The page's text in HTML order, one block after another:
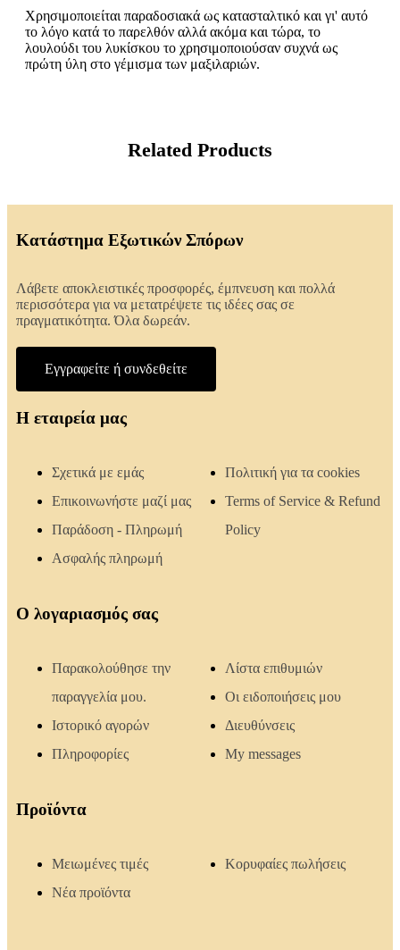
Χρησιμοποιείται παραδοσιακά ως κατασταλτικό και γι' αυτό
το λόγο κατά το παρελθόν αλλά ακόμα και τώρα, το
λουλούδι του λυκίσκου το χρησιμοποιούσαν συχνά ως
πρώτη ύλη στο γέμισμα των μαξιλαριών.
Related Products
Κατάστημα Εξωτικών Σπόρων
Λάβετε αποκλειστικές προσφορές, έμπνευση και πολλά
περισσότερα για να μετατρέψετε τις ιδέες σας σε
πραγματικότητα. Όλα δωρεάν.
Εγγραφείτε ή συνδεθείτε
Η εταιρεία μας
Σχετικά με εμάς
Επικοινωνήστε μαζί μας
Παράδοση - Πληρωμή
Ασφαλής πληρωμή
Πολιτική για τα cookies
Terms of Service & Refund
Policy
Ο λογαριασμός σας
Παρακολούθησε την
παραγγελία μου.
Ιστορικό αγορών
Πληροφορίες
Λίστα επιθυμιών
Οι ειδοποιήσεις μου
Διευθύνσεις
My messages
Προϊόντα
Μειωμένες τιμές
Νέα προϊόντα
Κορυφαίες πωλήσεις